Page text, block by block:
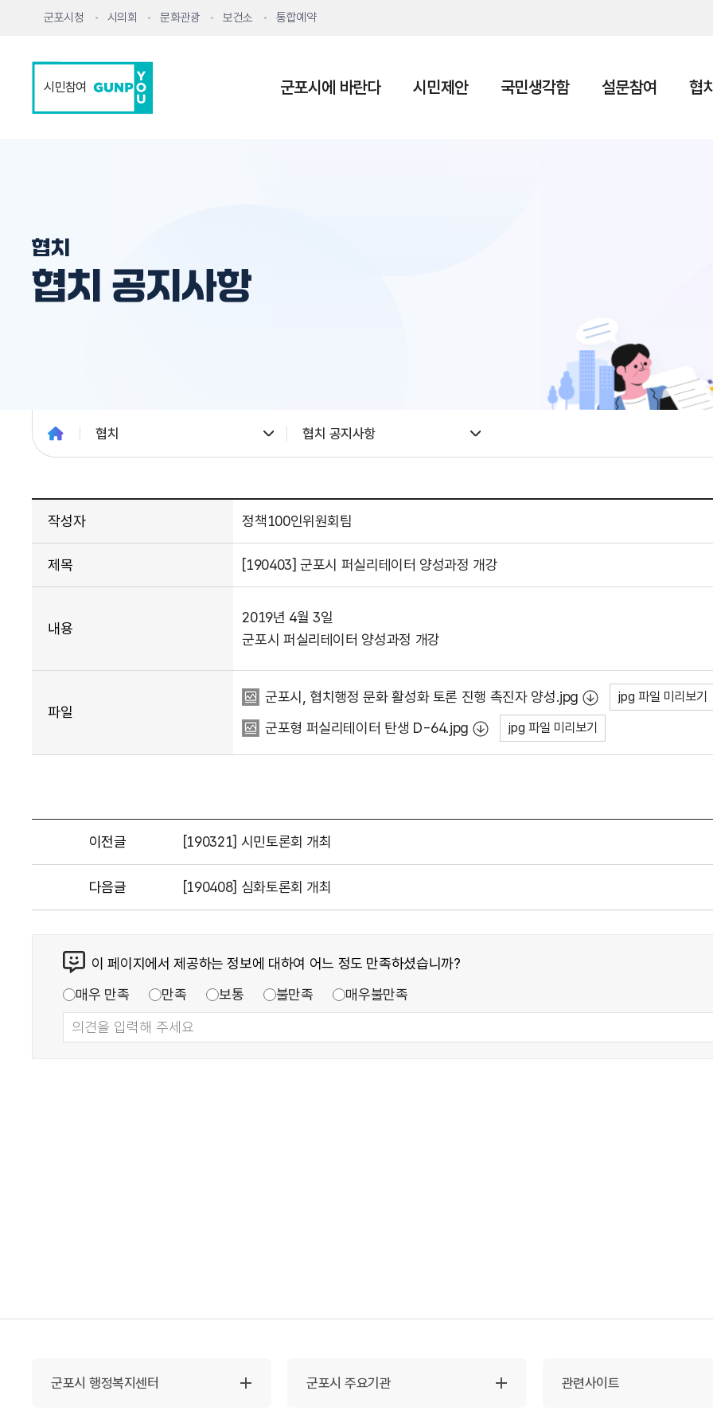
군포시청 시의회 문화관광 보건소 통합예약
시민참여 군포시에 바란다 시민제안 국민생각함 설문참여 협
협치
협치 공지사항
협치 협치 공지사항
작성자 정책100인위원회팀
제목 [190403] 군포시 퍼실리테이터 양성과정 개강
내용
2019년 4월 3일
군포시 퍼실리테이터 양성과정 개강
파일
군포시, 협치행정 문화 활성화 토론 진행 촉진자 양성.jpg jpg 파일 미리보기
군포형 퍼실리테이터 탄생 D-64.jpg jpg 파일 미리보기
이전글 [190321] 시민토론회 개최
다음글 [190408] 심화토론회 개최
이 페이지에서 제공하는 정보에 대하여 어느 정도 만족하셨습니까?
매우 만족
만족 보통 불만족 매우불만족
군포시 행정복지센터 군포시 주요기관 관련사이트